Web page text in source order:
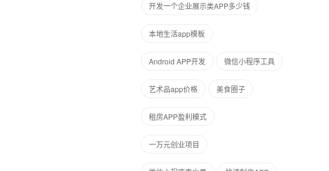
开发一个企业展示类APP多少钱
本地生活app模板
Android APP开发 微信小程序工具
艺术品app价格 美食圈子
租房APP盈利模式
一万元创业项目